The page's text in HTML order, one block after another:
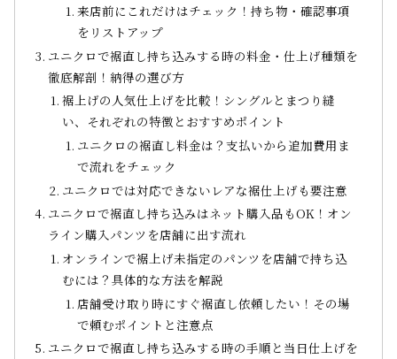
来店前にこれだけはチェック！持ち物・確認事項
をリストアップ
ユニクロで裾直し持ち込みする時の料金・仕上げ種類を
徹底解剖！納得の選び方
裾上げの人気仕上げを比較！シングルとまつり縫
い、それぞれの特徴とおすすめポイント
ユニクロの裾直し料金は？支払いから追加費用ま
で流れをチェック
ユニクロでは対応できないレアな裾仕上げも要注意
ユニクロで裾直し持ち込みはネット購入品もOK！オン
ライン購入パンツを店舗に出す流れ
オンラインで裾上げ未指定のパンツを店舗で持ち込
むには？具体的な方法を解説
店舗受け取り時にすぐ裾直し依頼したい！その場
で頼むポイントと注意点
ユニクロで裾直し持ち込みする時の手順と当日仕上げを